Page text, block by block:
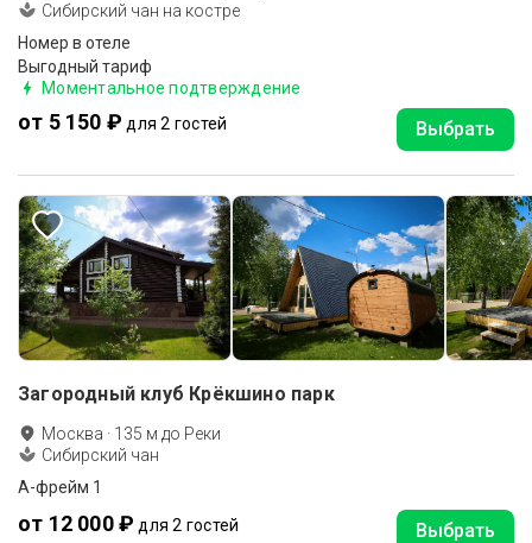
Сибирский чан на костре
Номер в отеле
Выгодный тариф
Моментальное подтверждение
от 5 150 ₽ для 2 гостей Выбрать
Загородный клуб Крёкшино парк
Москва · 135 м до Реки
Сибирский чан
А-фрейм 1
от 12 000 ₽ для 2 гостей Выбрать